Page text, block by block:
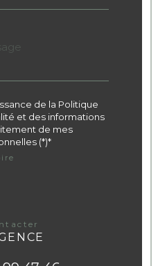
de la Politique
et des informations
de mes
(*)*